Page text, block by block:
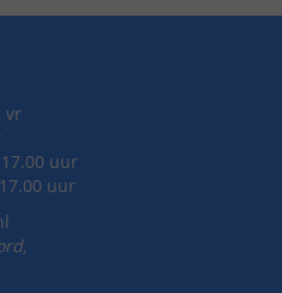
vr
uur
uur